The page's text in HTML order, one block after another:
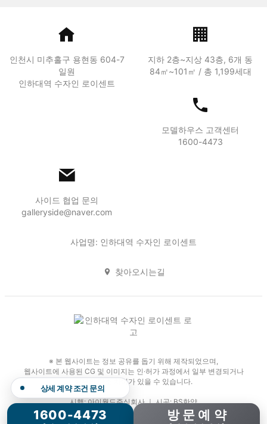
인천시 미추홀구 용현동 604-7
일원
인하대역 수자인 로이센트
지하 2층~지상 43층, 6개 동
84㎡~101㎡ / 총 1,199세대
모델하우스 고객센터
1600-4473
사이드 협업 문의
galleryside@naver.com
사업명: 인하대역 수자인 로이센트
찾아오시는길
※ 본 웹사이트는 정보 공유를 돕기 위해 제작되었으며,
웹사이트에 사용된 CG 및 이미지는 인·허가 과정에서 일부 변경되거나
실제와 다소 차이가 있을 수 있습니다.
시행: 아이월드주식회사 ｜ 시공: BS한양
Copyright 2026. 인하대역 수자인 로이센트. All Rights Reserved.
실시간 잔여 동·호수 확인
1600-4473 방 문 예 약